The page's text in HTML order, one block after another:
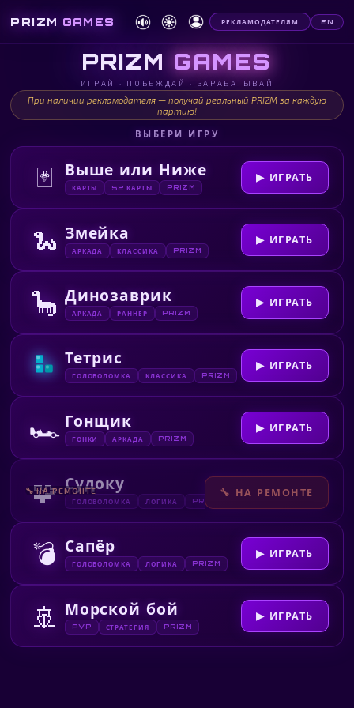
PRIZM GAMES РЕКЛАМОДАТЕЛЯМ EN
PRIZM GAMES
ИГРАЙ · ПОБЕЖДАЙ · ЗАРАБАТЫВАЙ
При наличии рекламодателя — получай реальный PRIZM за каждую
партию!
ВЫБЕРИ ИГРУ
🃏 Выше или Ниже
КАРТЫ 52 КАРТЫ PRIZM
▶ ИГРАТЬ
🐍 Змейка
АРКАДА КЛАССИКА PRIZM
▶ ИГРАТЬ
🦕 Динозаврик
АРКАДА РАННЕР PRIZM
▶ ИГРАТЬ
Тетрис
ГОЛОВОЛОМКА КЛАССИКА PRIZM
▶ ИГРАТЬ
🏎️ Гонщик
ГОНКИ АРКАДА PRIZM
▶ ИГРАТЬ
🧩 Судоку
ГОЛОВОЛОМКА ЛОГИКА PRIZM
🔧 НА РЕМОНТЕ
🔧 НА РЕМОНТЕ
💣 Сапёр
ГОЛОВОЛОМКА ЛОГИКА PRIZM
▶ ИГРАТЬ
🚢 Морской бой
PVP СТРАТЕГИЯ PRIZM
▶ ИГРАТЬ